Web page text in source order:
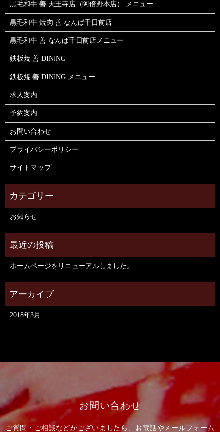
黒毛和牛 善 天王寺店（阿倍野本店） メニュー
黒毛和牛 焼肉 善 なんば千日前店
黒毛和牛 善 なんば千日前店メニュー
鉄板焼 善 DINING
鉄板焼 善 DINING メニュー
求人案内
予約案内
お問い合わせ
プライバシーポリシー
サイトマップ
お知らせ
ホームページをリニューアルしました。
2018年3月
お問い合わせ
ご質問・ご相談などがございましたら、お電話やメールフォーム